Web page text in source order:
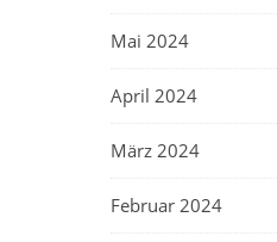
Mai 2024
April 2024
März 2024
Februar 2024